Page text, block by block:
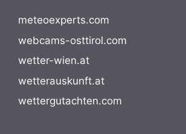
meteoexperts.com
webcams-osttirol.com
wetter-wien.at
wetterauskunft.at
wettergutachten.com